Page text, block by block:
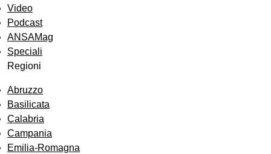
Video
Podcast
ANSAMag
Speciali
Regioni
Abruzzo
Basilicata
Calabria
Campania
Emilia-Romagna